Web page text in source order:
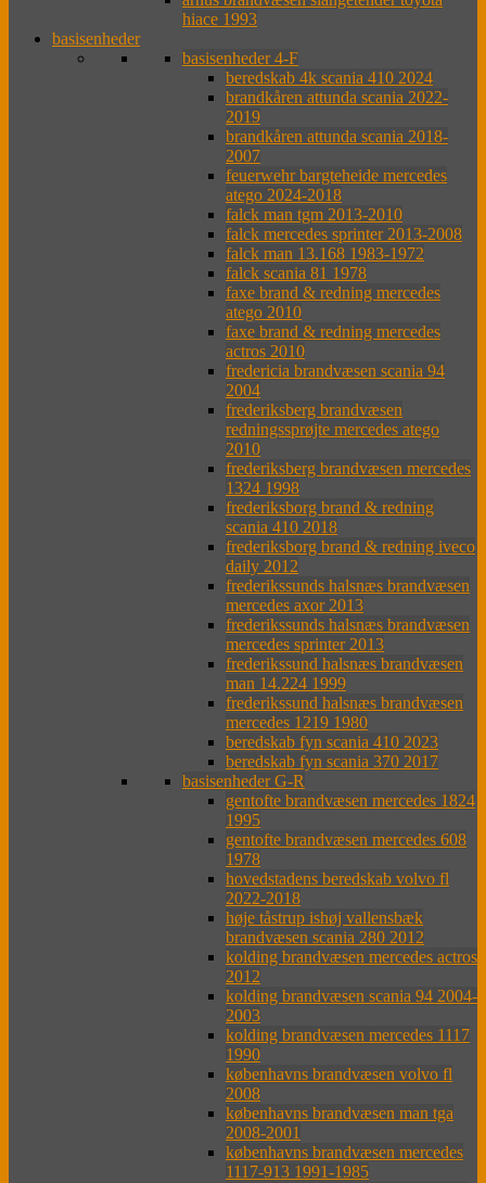
hiace 1993
basisenheder
basisenheder 4-F
beredskab 4k scania 410 2024
brandkåren attunda scania 2022-
2019
brandkåren attunda scania 2018-
2007
feuerwehr bargteheide mercedes
atego 2024-2018
falck man tgm 2013-2010
falck mercedes sprinter 2013-2008
falck man 13.168 1983-1972
falck scania 81 1978
faxe brand & redning mercedes
atego 2010
faxe brand & redning mercedes
actros 2010
fredericia brandvæsen scania 94
2004
frederiksberg brandvæsen
redningssprøjte mercedes atego
2010
frederiksberg brandvæsen mercedes
1324 1998
frederiksborg brand & redning
scania 410 2018
frederiksborg brand & redning iveco
daily 2012
frederikssunds halsnæs brandvæsen
mercedes axor 2013
frederikssunds halsnæs brandvæsen
mercedes sprinter 2013
frederikssund halsnæs brandvæsen
man 14.224 1999
frederikssund halsnæs brandvæsen
mercedes 1219 1980
beredskab fyn scania 410 2023
beredskab fyn scania 370 2017
basisenheder G-R
gentofte brandvæsen mercedes 1824
1995
gentofte brandvæsen mercedes 608
1978
hovedstadens beredskab volvo fl
2022-2018
høje tåstrup ishøj vallensbæk
brandvæsen scania 280 2012
kolding brandvæsen mercedes actros
2012
kolding brandvæsen scania 94 2004-
2003
kolding brandvæsen mercedes 1117
1990
københavns brandvæsen volvo fl
2008
københavns brandvæsen man tga
2008-2001
københavns brandvæsen mercedes
1117-913 1991-1985